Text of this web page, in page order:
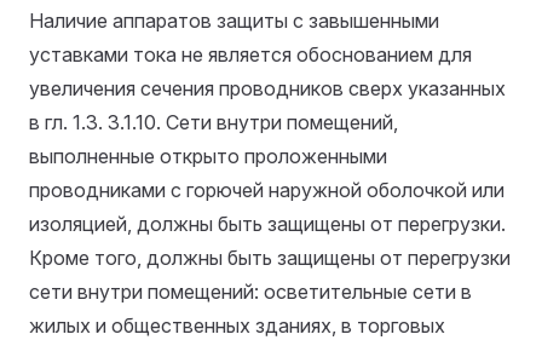
Наличие аппаратов защиты с завышенными
уставками тока не является обоснованием для
увеличения сечения проводников сверх указанных
в гл. 1.3. 3.1.10. Сети внутри помещений,
выполненные открыто проложенными
проводниками с горючей наружной оболочкой или
изоляцией, должны быть защищены от перегрузки.
Кроме того, должны быть защищены от перегрузки
сети внутри помещений: осветительные сети в
жилых и общественных зданиях, в торговых